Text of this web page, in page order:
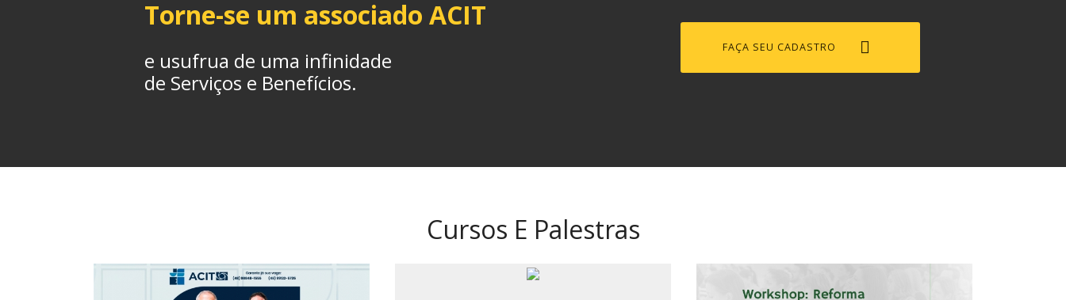
Torne-se um associado ACIT
e usufrua de uma infinidade
de Serviços e Benefícios.
FAÇA SEU CADASTRO
Cursos E Palestras